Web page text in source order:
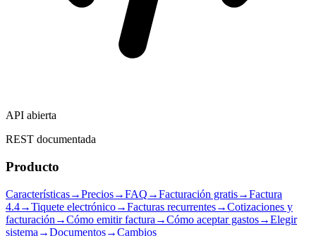
API abierta
REST documentada
Producto
Características→Precios→FAQ →Facturación gratis→Factura
4.4→Tiquete electrónico→Facturas recurrentes→Cotizaciones y
facturación →Cómo emitir factura →Cómo aceptar gastos→Elegir
sistema →Documentos→Cambios